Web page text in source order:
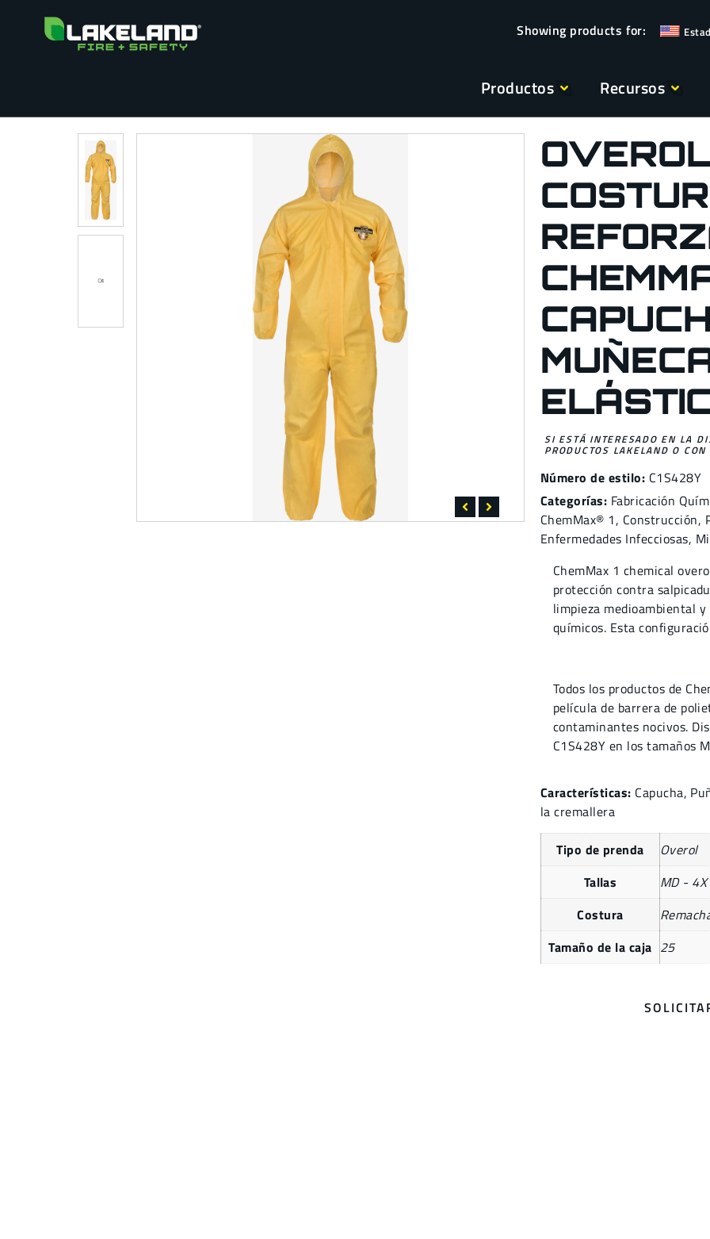
Productos Recursos
SI ESTÁ INTERESADO EN LA
PRODUCTOS LAKELAND O
Número de estilo: C1S428Y
Categorías: Fabricación
ChemMax® 1, Construcción,
Enfermedades Infecciosas,
ChemMax 1 chemical
protección contra
limpieza medioambiental
químicos. Esta
Todos los productos de
película de barrera de
contaminantes nocivos.
C1S428Y en los tamaños
Características: Capucha,
la cremallera
Tipo de prenda
Overol
Tallas
MD - 4X
Costura
Tamaño de la caja 25